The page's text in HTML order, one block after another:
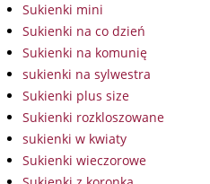
Sukienki mini
Sukienki na co dzień
Sukienki na komunię
sukienki na sylwestra
Sukienki plus size
Sukienki rozkloszowane
sukienki w kwiaty
Sukienki wieczorowe